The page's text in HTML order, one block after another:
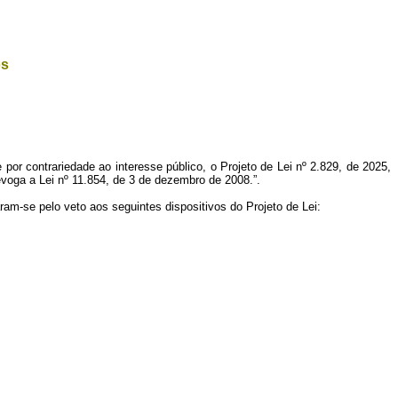
contrariedade ao interesse público, o Projeto de Lei nº 2.829, de 2025,
a Lei nº 11.854, de 3 de dezembro de 2008.”.
se pelo veto aos seguintes dispositivos do Projeto de Lei: